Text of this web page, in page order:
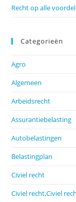
Recht op alle
Categorieën
Agro
Algemeen
Arbeidsrecht
Assurantiebelasting
Autobelastingen
Belastingplan
Civiel recht
Civiel recht,Civiel